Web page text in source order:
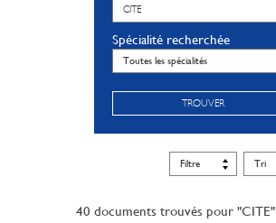
Spécialité recherchée
TROUVER
40 documents trouvés pour "CITE"